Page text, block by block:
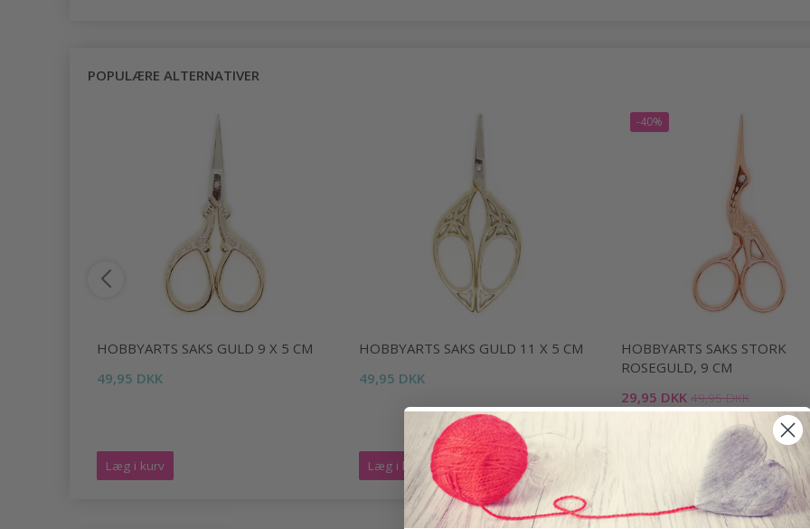
POPULÆRE ALTERNATIVER
HOBBYARTS SAKS GULD 9 X 5 CM
49,95 DKK
Læg i kurv
HOBBYARTS SAKS GULD 11 X 5 CM
49,95 DKK
Læg i kurv
-40%
HOBBYARTS SAKS STORK
ROSEGULD, 9 CM
29,95 DKK 49,95 DKK
Tilbud udløber 31/08/2026